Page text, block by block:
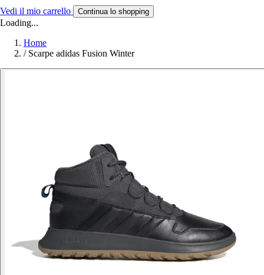
Vedi il mio carrello Continua lo shopping
Loading...
Home
/ Scarpe adidas Fusion Winter